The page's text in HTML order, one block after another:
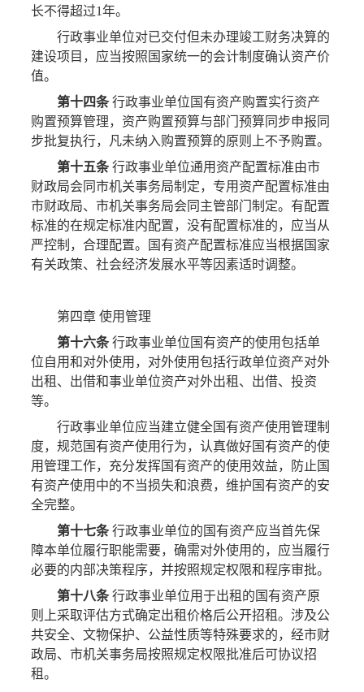
长不得超过1年。
行政事业单位对已交付但未办理竣工财务决算的
建设项目，应当按照国家统一的会计制度确认资产价
值。
第十四条行政事业单位国有资产购置实行资产
购置预算管理，资产购置预算与部门预算同步申报同
步批复执行，凡未纳入购置预算的原则上不予购置。
第十五条行政事业单位通用资产配置标准由市
财政局会同市机关事务局制定，专用资产配置标准由
市财政局、市机关事务局会同主管部门制定。有配置
标准的在规定标准内配置，没有配置标准的，应当从
严控制，合理配置。国有资产配置标准应当根据国家
有关政策、社会经济发展水平等因素适时调整。
第四章 使用管理
第十六条行政事业单位国有资产的使用包括单
位自用和对外使用，对外使用包括行政单位资产对外
出租、出借和事业单位资产对外出租、出借、投资
等。
行政事业单位应当建立健全国有资产使用管理制
度，规范国有资产使用行为，认真做好国有资产的使
用管理工作，充分发挥国有资产的使用效益，防止国
有资产使用中的不当损失和浪费，维护国有资产的安
全完整。
第十七条行政事业单位的国有资产应当首先保
障本单位履行职能需要，确需对外使用的，应当履行
必要的内部决策程序，并按照规定权限和程序审批。
第十八条行政事业单位用于出租的国有资产原
则上采取评估方式确定出租价格后公开招租。涉及公
共安全、文物保护、公益性质等特殊要求的，经市财
政局、市机关事务局按照规定权限批准后可协议招
租。